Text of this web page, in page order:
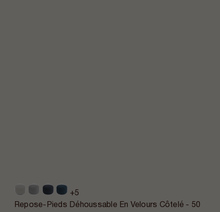
+5
Repose-Pieds Déhoussable En Velours Côtelé - 50